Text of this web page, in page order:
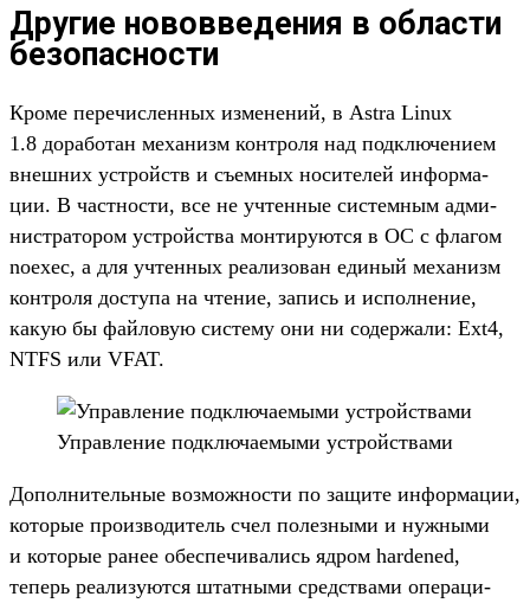
Другие нововведения в области
безопасности
Кро­ме перечис­ленных изме­нений, в Astra Linux
1.8 дорабо­тан механизм кон­тро­ля над под­клю­чени­ем
внеш­них устрой­ств и съем­ных носите­лей информа­
ции. В час­тнос­ти, все не учтенные сис­темным адми­
нис­тра­тором устрой­ства мон­тиру­ются в ОС с фла­гом
noexec, а для учтенных реали­зован еди­ный механизм
кон­тро­ля дос­тупа на чте­ние, запись и исполне­ние,
какую бы фай­ловую сис­тему они ни содер­жали: Ext4,
NTFS или VFAT.
Уп­равле­ние под­клю­чаемы­ми устрой­ства­ми
До­пол­нитель­ные воз­можнос­ти по защите информа­ции,
которые про­изво­дитель счел полез­ными и нуж­ными
и которые ранее обес­печива­лись ядром hardened,
теперь реали­зуют­ся штат­ными средс­тва­ми опе­раци­